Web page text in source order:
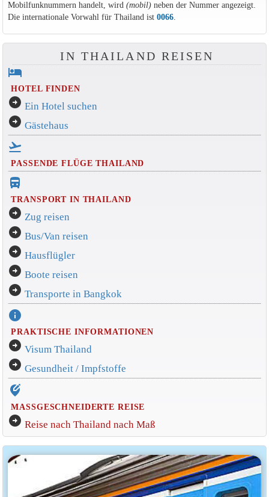
Mobilfunknummern handelt, wird (mobil)neben der Nummer angezeigt.
Die internationale Vorwahl für Thailand ist 0066.
IN THAILAND REISEN
hotel
HOTEL FINDEN
arrow_circle_right Ein Hotel suchen
arrow_circle_right Gästehaus
flight_takeoff
PASSENDE FLÜGE THAILAND
directions_bus_filled
TRANSPORT IN THAILAND
arrow_circle_right Zug reisen
arrow_circle_right Bus/Van reisen
arrow_circle_right Hausflügler
arrow_circle_right Boote reisen
arrow_circle_right Transporte in Bangkok
info
PRAKTISCHE INFORMATIONEN
arrow_circle_right Visum Thailand
arrow_circle_right Gesundheit / Impfstoffe
edit_location_alt
MASSGESCHNEIDERTE REISE
arrow_circle_right Reise nach Thailand nach Maß